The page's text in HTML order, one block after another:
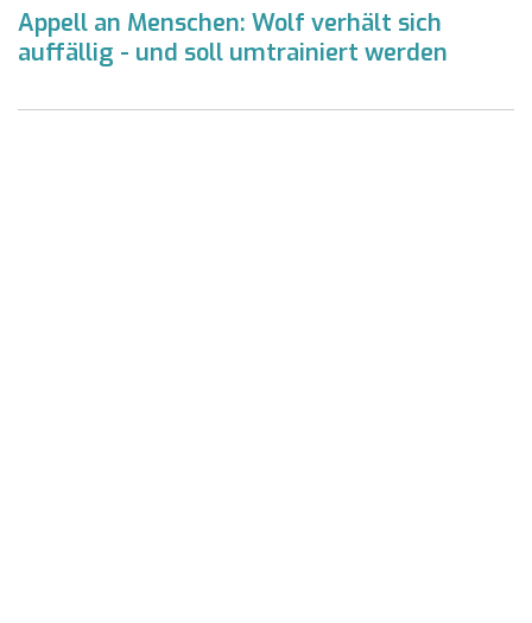
Appell an Menschen: Wolf verhält sich
auffällig - und soll umtrainiert werden